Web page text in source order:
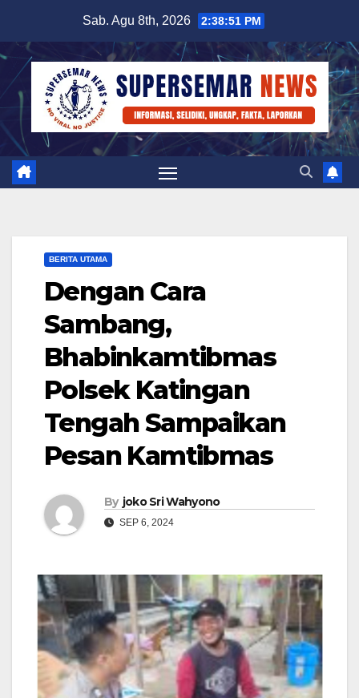
content
Sab. Agu 8th, 2026 2:38:51 PM
BERITA UTAMA
Dengan Cara
Sambang,
Bhabinkamtibmas
Polsek Katingan
Tengah Sampaikan
Pesan Kamtibmas
By joko Sri Wahyono
SEP 6, 2024